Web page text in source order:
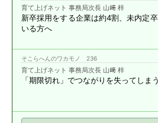
育て上げネット 事務局次長 山﨑 梓
新卒採用をする企業は約4割、未内定
いる方へ
そこらへんのワカモノ 236
育て上げネット 事務局次長 山﨑 梓
「期限切れ」でつながりを失ってしま